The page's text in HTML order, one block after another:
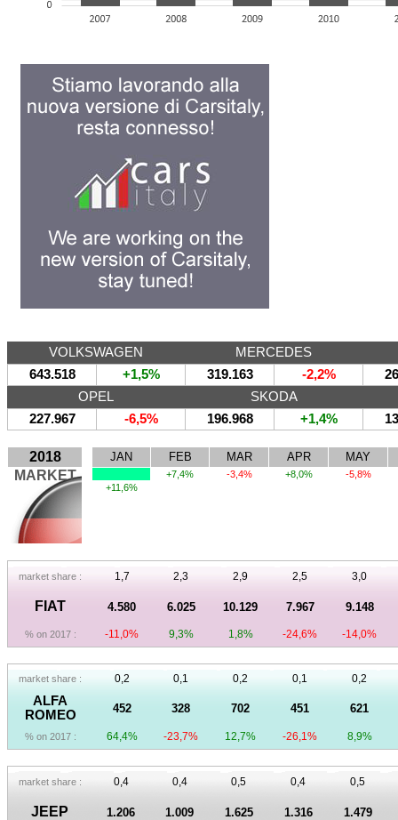
VOLKSWAGEN
MERCEDES
643.518
+1,5% 319.163 -2,2%
OPEL
SKODA
227.967
-6,5% 196.968 +1,4%
2018 JAN FEB MAR APR MAY
MARKET +7,4% -3,4% +8,0%
-5,8%
+11,6%
market share : 1,7 2,3 2,9 2,5 3,0
FIAT 4.580 6.025 10.129 7.967 9.148
% on 2017 : -11,0% 9,3% 1,8% -24,6% -14,0%
market share : 0,2 0,1 0,2 0,1 0,2
ALFA
ROMEO
452 328 702 451 621
% on 2017 : 64,4% -23,7% 12,7% -26,1% 8,9%
market share : 0,4 0,4 0,5 0,4 0,5
JEEP 1.206 1.009 1.625 1.316 1.479